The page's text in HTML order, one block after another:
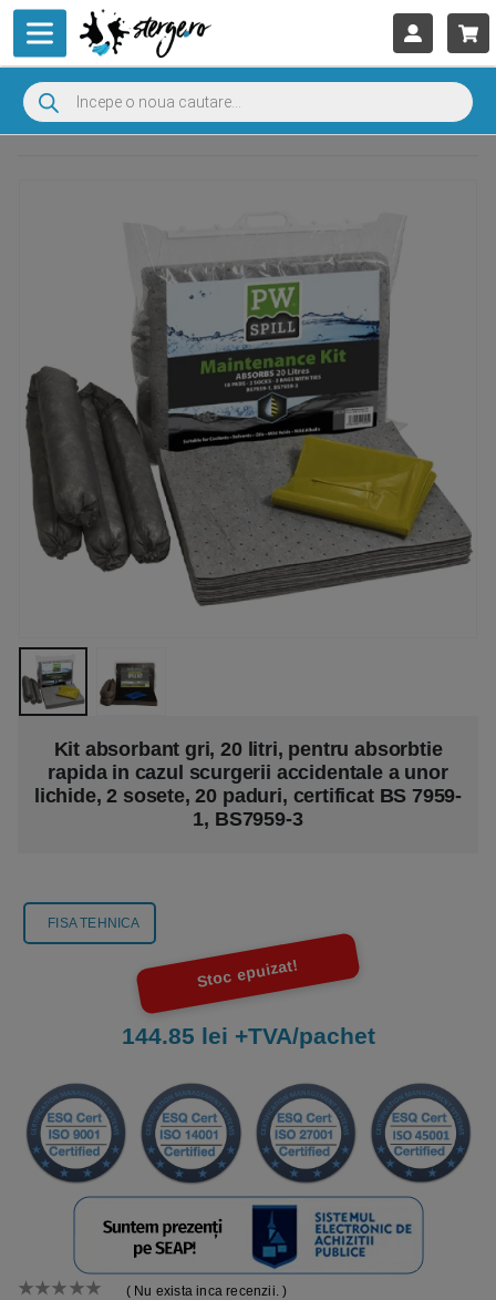
Kit absorbant gri, 20 litri, pentru absorbtie
rapida in cazul scurgerii accidentale a unor
lichide, 2 sosete, 20 paduri, certificat BS 7959-
1, BS7959-3
FISA TEHNICA
( Nu exista inca recenzii. )
Stoc epuizat!
144.85 lei +TVA/pachet